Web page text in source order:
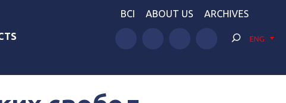
BCI ABOUT US ARCHIVES
ENG